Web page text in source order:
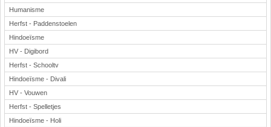
Humanisme
Herfst - Paddenstoelen
Hindoeïsme
HV - Digibord
Herfst - Schooltv
Hindoeïsme - Divali
HV - Vouwen
Herfst - Spelletjes
Hindoeïsme - Holi